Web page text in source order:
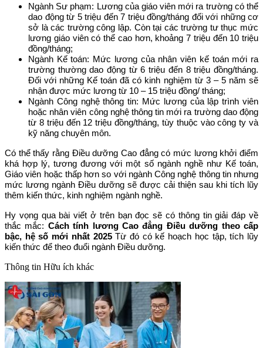
Ngành Sư phạm: Lương của giáo viên mới ra trường có thể
dao động từ 5 triệu đến 7 triệu đồng/tháng đối với những cơ
sở là các trường công lập. Còn tại các trường tư thục mức
lương giáo viên có thể cao hơn, khoảng 7 triệu đến 10 triệu
đồng/tháng;
Ngành Kế toán: Mức lương của nhân viên kế toán mới ra
trường thường dao động từ 6 triệu đến 8 triệu đồng/tháng.
Đối với những Kế toán đã có kinh nghiệm từ 3 – 5 năm sẽ
nhận được mức lương từ 10 – 15 triệu đồng/ tháng;
Ngành Công nghệ thông tin: Mức lương của lập trình viên
hoặc nhân viên công nghệ thông tin mới ra trường dao động
từ 8 triệu đến 12 triệu đồng/tháng, tùy thuộc vào công ty và
kỹ năng chuyên môn.
Có thể thấy rằng Điều dưỡng Cao đẳng có mức lương khởi điểm
khá hợp lý, tương đương với một số ngành nghề như Kế toán,
Giáo viên hoặc thấp hơn so với ngành Công nghệ thông tin nhưng
mức lương ngành Điều dưỡng sẽ được cải thiện sau khi tích lũy
thêm kiến thức, kinh nghiệm ngành nghề.
Hy vọng qua bài viết ở trên bạn đọc sẽ có thông tin giải đáp về
thắc mắc: Cách tính lương Cao đẳng Điều dưỡng theo cấp
bậc, hệ số mới nhất 2025Từ đó có kế hoạch học tập, tích lũy
kiến thức để theo đuổi ngành Điều dưỡng.
Thông tin Hữu ích khác